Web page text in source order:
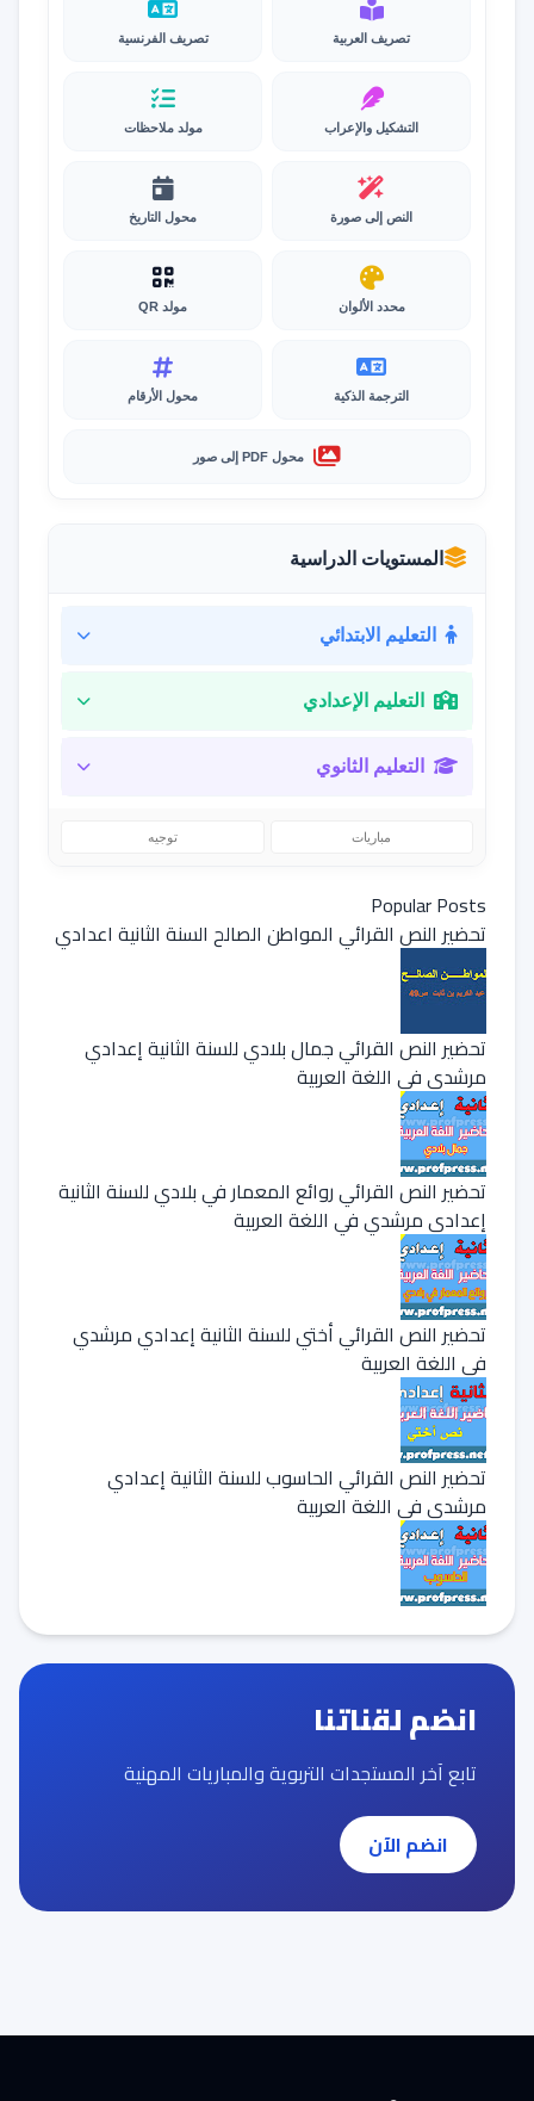
تصريف العربية تصريف الفرنسية
التشكيل والإعراب مولد ملاحظات
النص إلى صورة محول التاريخ
محدد الألوان مولد QR
الترجمة الذكية محول الأرقام
محول PDF إلى صور
المستويات الدراسية
التعليم الابتدائي
التعليم الإعدادي
التعليم الثانوي
مباريات توجيه
Popular Posts
تحضير النص القرائي المواطن الصالح السنة الثانية اعدادي
تحضير النص القرائي جمال بلادي للسنة الثانية إعدادي
مرشدي في اللغة العربية
تحضير النص القرائي روائع المعمار في بلادي للسنة الثانية
إعدادي مرشدي في اللغة العربية
تحضير النص القرائي أختي للسنة الثانية إعدادي مرشدي
في اللغة العربية
تحضير النص القرائي الحاسوب للسنة الثانية إعدادي
مرشدي في اللغة العربية
انضم لقناتنا
تابع آخر المستجدات التربوية والمباريات المهنية
انضم الآن